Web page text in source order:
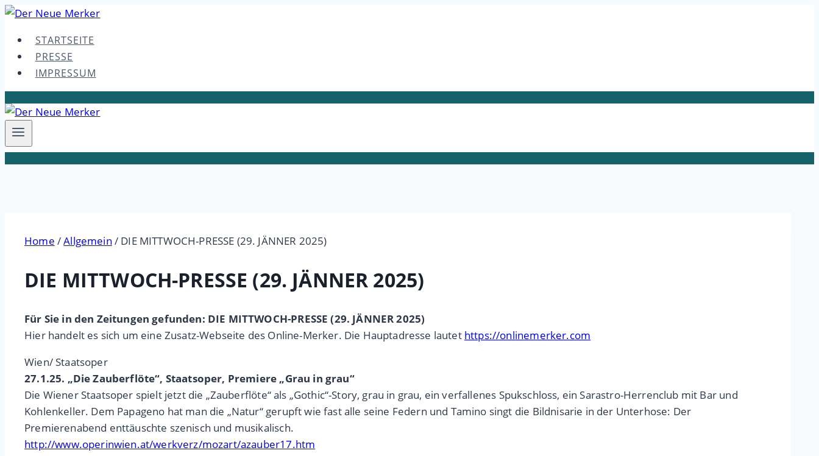
Skip
contentSTARTSEITE
PRESSE
IMPRESSUM
Home /Allgemein / DIE MITTWOCH-PRESSE (29. JÄNNER 2025)
DIE MITTWOCH-PRESSE (29. JÄNNER 2025)
Für Sie in den Zeitungen gefunden: DIE MITTWOCH-PRESSE (29. JÄNNER 2025)
Hier handelt es sich um eine Zusatz-Webseite des Online-Merker. Die Hauptadresse lautet https://onlinemerker.com
Wien/ Staatsoper
27.1.25. „Die Zauberflöte“, Staatsoper, Premiere „Grau in grau“
Die Wiener Staatsoper spielt jetzt die „Zauberflöte“ als „Gothic“-Story, grau in grau, ein verfallenes Spukschloss, ein Sarastro-Herrenclub mit Bar und
Kohlenkeller. Dem Papageno hat man die „Natur“ gerupft wie fast alle seine Federn und Tamino singt die Bildnisarie in der Unterhose: Der
Premierenabend enttäuschte szenisch und musikalisch.
http://www.operinwien.at/werkverz/mozart/azauber17.htm